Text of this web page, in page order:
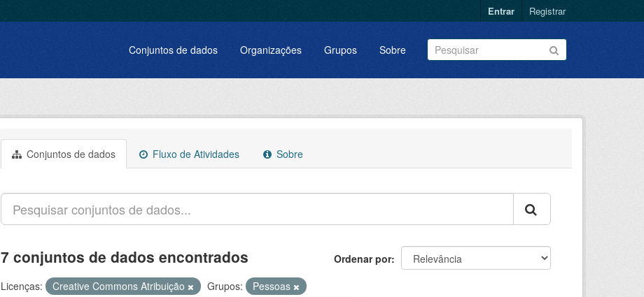
Entrar Registrar
Conjuntos de dados Organizações Grupos Sobre
Conjuntos de dados Fluxo de Atividades Sobre
Ordenar por
7 conjuntos de dados encontrados
Licenças: Creative Commons Atribuição Grupos:
Pessoas